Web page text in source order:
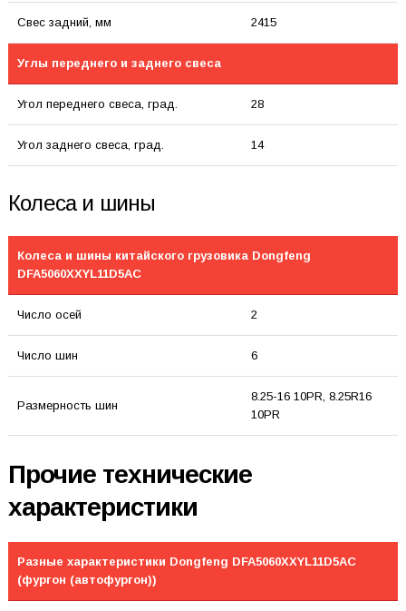
Свес задний, мм 2415
Углы переднего и заднего свеса
Угол переднего свеса, град. 28
Угол заднего свеса, град. 14
Колеса и шины
Колеса и шины китайского грузовика Dongfeng
DFA5060XXYL11D5AC
Число осей 2
Число шин 6
Размерность шин
8.25-16 10PR, 8.25R16
10PR
Прочие технические
характеристики
Разные характеристики Dongfeng DFA5060XXYL11D5AC
(фургон (автофургон))